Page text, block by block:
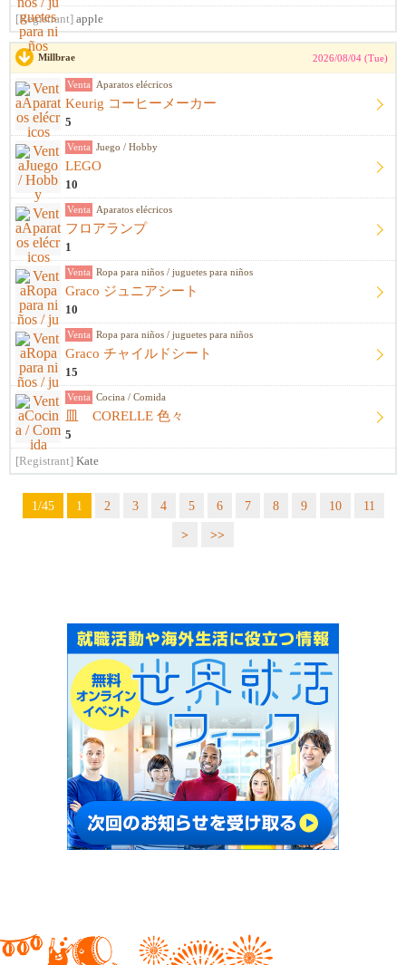
[Registrant] apple
Millbrae 2026/08/04 (Tue)
Venta Aparatos elécricos
Keurig コーヒーメーカー
5
Venta Juego / Hobby
LEGO
10
Venta Aparatos elécricos
フロアランプ
1
Venta Ropa para niños / juguetes para niños
Graco ジュニアシート
10
Venta Ropa para niños / juguetes para niños
Graco チャイルドシート
15
Venta Cocina / Comida
皿 CORELLE 色々
5
[Registrant] Kate
1/45 1 2 3 4 5 6 7 8 9 10
11
>
>>